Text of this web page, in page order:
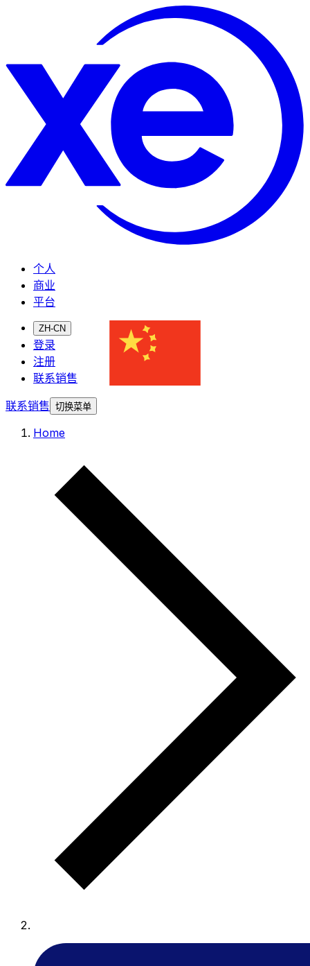
个人
商业
平台
ZH-CN
登录
注册
联系销售
联系销售 切换菜单
Home